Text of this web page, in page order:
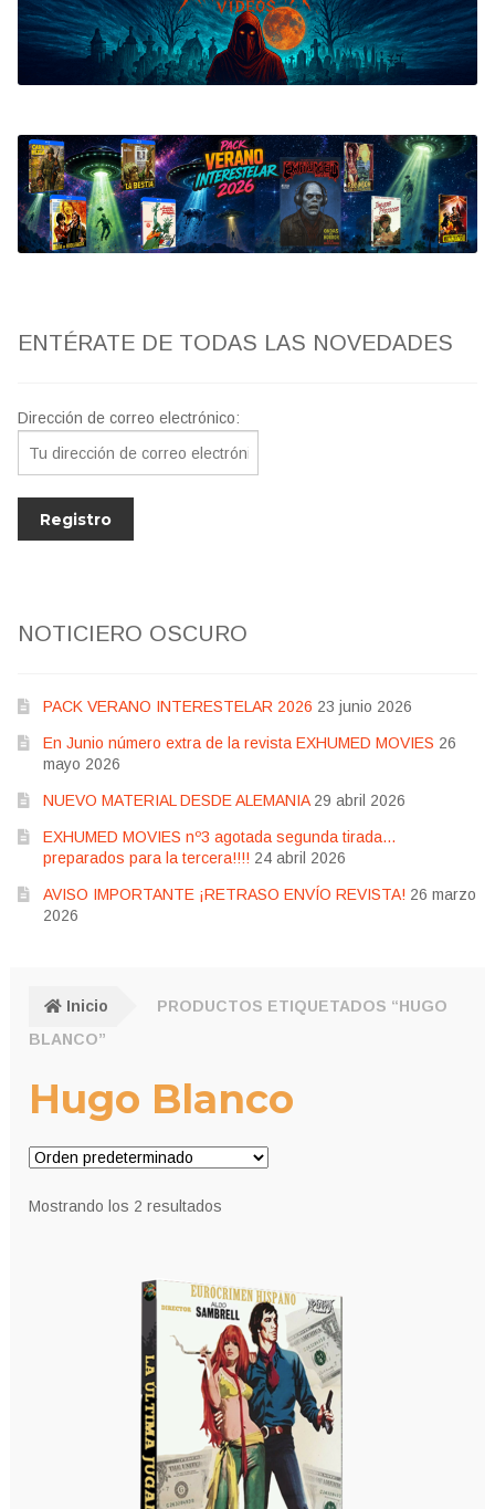
Bluray
Clasificada S
artwork
fantaterror
Jesús Franco
ENTÉRATE DE TODAS LAS NOVEDADES
Dirección de correo electrónico:
NOTICIERO OSCURO
PACK VERANO INTERESTELAR 2026 23 junio 2026
En Junio número extra de la revista EXHUMED MOVIES 26
mayo 2026
NUEVO MATERIAL DESDE ALEMANIA 29 abril 2026
EXHUMED MOVIES nº3 agotada segunda tirada…
preparados para la tercera!!!! 24 abril 2026
AVISO IMPORTANTE ¡RETRASO ENVÍO REVISTA! 26 marzo
2026
Inicio
PRODUCTOS ETIQUETADOS “HUGO
BLANCO”
Hugo Blanco
Mostrando los 2 resultados